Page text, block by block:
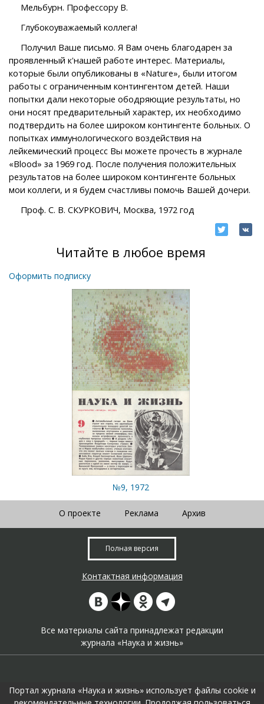
Мельбурн. Профессору В.
Глубокоуважаемый коллега!
Получил Ваше письмо. Я Вам очень благодарен за
проявленный к'нашей работе интерес. Материалы,
которые были опубликованы в «Nature», были итогом
работы с ограниченным контингентом детей. Наши
попытки дали некоторые ободряющие результаты, но
они носят предварительный характер, их необходимо
подтвердить на более широком контингенте больных. О
попытках иммунологического воздействия на
лейкемический процесс Вы можете прочесть в журнале
«Blood» за 1969 год. После получения положительных
результатов на более широком контингенте больных
мои коллеги, и я будем счастливы помочь Вашей дочери.
Проф. С. В. СКУРКОВИЧ, Москва, 1972 год
Читайте в любое время
Оформить подписку
№9, 1972
О проекте Реклама Архив
Полная версия
Контактная информация
Все материалы сайта принадлежат редакции
журнала «Наука и жизнь»
Портал журнала «Наука и жизнь» использует файлы cookie и